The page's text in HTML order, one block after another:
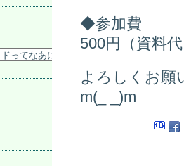
◆参加費
500円（資料
よろしくお願
m(_ _)m